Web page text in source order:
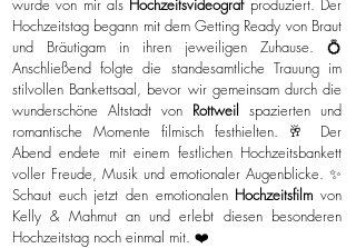
wurde von mir als Hochzeitsvideograf produziert. Der
Hochzeitstag begann mit dem Getting Ready von Braut
und Bräutigam in ihren jeweiligen Zuhause. 💍
Anschließend folgte die standesamtliche Trauung im
stilvollen Bankettsaal, bevor wir gemeinsam durch die
wunderschöne Altstadt von Rottweil spazierten und
romantische Momente filmisch festhielten. 🥂 Der
Abend endete mit einem festlichen Hochzeitsbankett
voller Freude, Musik und emotionaler Augenblicke. ✨
Schaut euch jetzt den emotionalen Hochzeitsfilmvon
Kelly & Mahmut an und erlebt diesen besonderen
Hochzeitstag noch einmal mit. ❤️